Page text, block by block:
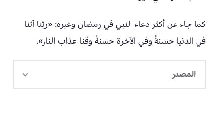
كما جاء عن أكثر دعاء النبي في رمضان وغيره: «ربّنا آتنا
في الدنيا حسنةً وفي الآخرة حسنةً وقنا عذاب النار».
المصدر